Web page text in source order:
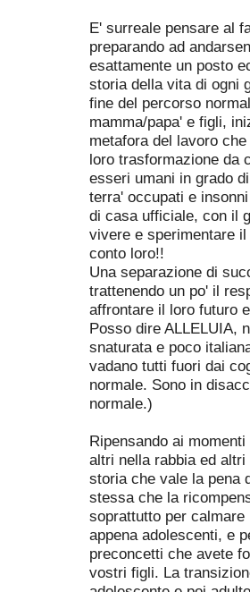
E' surreale pensare al
preparando ad
esattamente un posto
storia della vita di ogni
fine del percorso
mamma/papa' e figli,
metafora del lavoro
loro trasformazione da
esseri umani in grado
terra' occupati e
di casa ufficiale, con il
vivere e sperimentare
conto loro!!
Una separazione di
trattenendo un po' il
affrontare il loro futuro
Posso dire ALLELUIA,
snaturata e poco
vadano tutti fuori dai
normale. Sono in
normale.)
Ripensando ai
altri nella rabbia ed
storia che vale la pena
stessa che la
soprattutto per
appena adolescenti, e
preconcetti che avete
vostri figli. La